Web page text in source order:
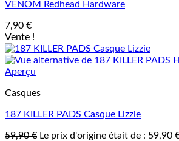
VENOM Redhead Hardware
7,90 €
Vente !
Aperçu
Casques
187 KILLER PADS Casque Lizzie
59,90€ Le prix d'origine était de : 59,90